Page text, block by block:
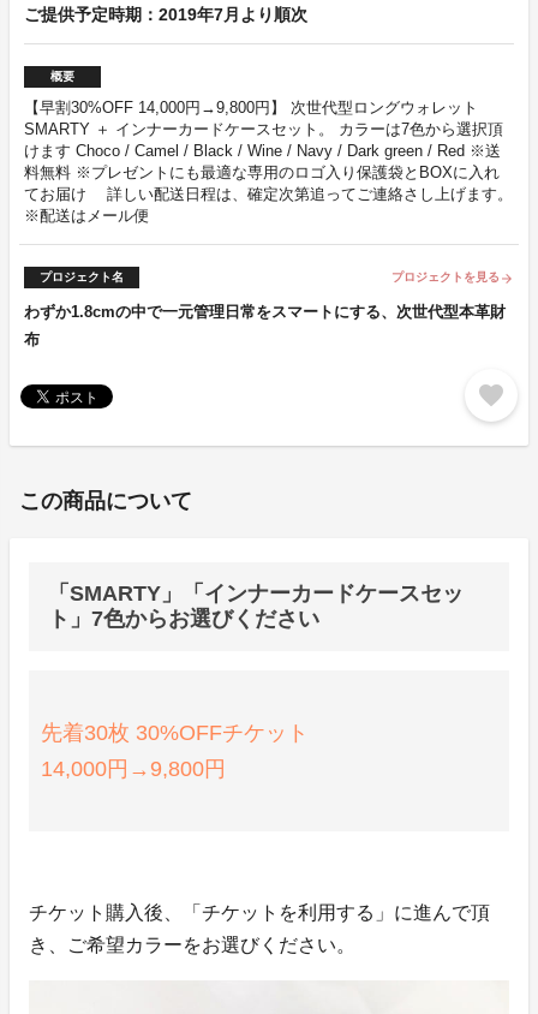
ご提供予定時期：2019年7月より順次
概要
【早割30%OFF 14,000円→9,800円】 次世代型ロングウォレット
SMARTY ＋ インナーカードケースセット。 カラーは7色から選択頂
けます Choco / Camel / Black / Wine / Navy / Dark green / Red ※送
料無料 ※プレゼントにも最適な専用のロゴ入り保護袋とBOXに入れ
てお届け 詳しい配送日程は、確定次第追ってご連絡さし上げます。
※配送はメール便
プロジェクト名 プロジェクトを見る arrow_forward
わずか1.8cmの中で一元管理日常をスマートにする、次世代型本革財
布
favorite
この商品について
「SMARTY」「インナーカードケースセッ
ト」7色からお選びください
先着30枚 30%OFFチケット
14,000円→9,800円
チケット購入後、「チケットを利用する」に進んで頂
き、ご希望カラーをお選びください。